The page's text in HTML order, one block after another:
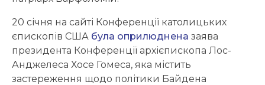
20 січня на сайті Конференції католицьких
єпископів США була оприлюднена заява
президента Конференції архієпископа Лос-
Анджелеса Хосе Гомеса, яка містить
застереження щодо політики Байдена